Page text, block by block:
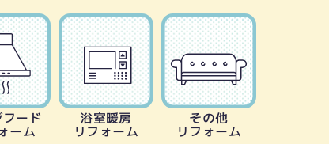
ード
ーム
浴室暖房
リフォーム
その他
リフォーム